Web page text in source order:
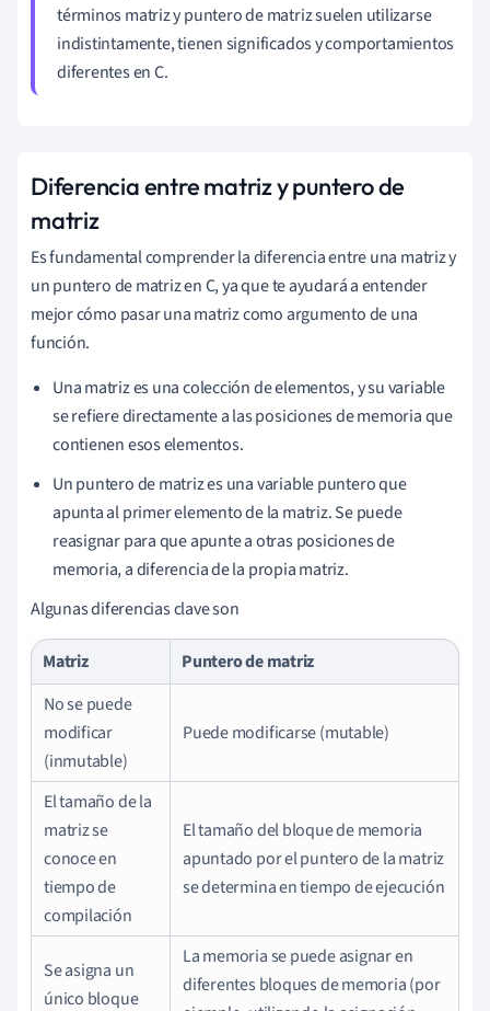
términos matriz y puntero de matriz suelen utilizarse
indistintamente, tienen significados y comportamientos
diferentes en C.
Diferencia entre matriz y puntero de
matriz
Es fundamental comprender la diferencia entre una matriz y
un puntero de matriz en C, ya que te ayudará a entender
mejor cómo pasar una matriz como argumento de una
función.
Una matriz es una colección de elementos, y su variable
se refiere directamente a las posiciones de memoria que
contienen esos elementos.
Un puntero de matriz es una variable puntero que
apunta al primer elemento de la matriz. Se puede
reasignar para que apunte a otras posiciones de
memoria, a diferencia de la propia matriz.
Algunas diferencias clave son
Matriz
Puntero de matriz
No se puede
modificar
(inmutable)
Puede modificarse (mutable)
El tamaño de la
matriz se
conoce en
tiempo de
compilación
El tamaño del bloque de memoria
apuntado por el puntero de la matriz
se determina en tiempo de ejecución
Se asigna un
único bloque
La memoria se puede asignar en
diferentes bloques de memoria (por